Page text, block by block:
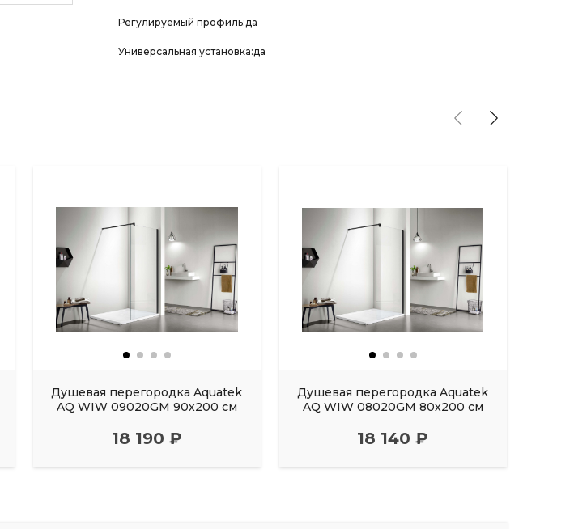
Регулируемый профиль:да
Универсальная установка:да
Душевая перегородка Aquatek
AQ WIW 09020GM 90х200 см
18 190 ₽
Душевая перегородка Aquatek
AQ WIW 08020GM 80х200 см
18 140 ₽